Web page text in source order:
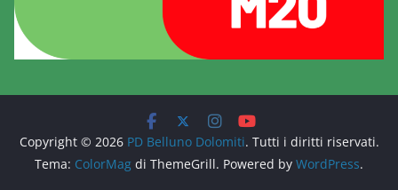
Copyright © 2026 PD Belluno Dolomiti. Tutti i diritti riservati.
Tema: ColorMag di ThemeGrill. Powered by WordPress.